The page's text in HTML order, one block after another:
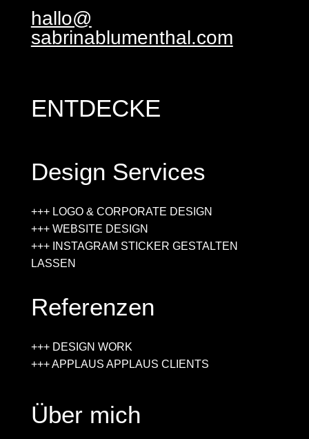
hallo@
sabrinablumenthal.com
ENTDECKE
Design Services
+++ LOGO & CORPORATE DESIGN
+++ WEBSITE DESIGN
+++ INSTAGRAM STICKER GESTALTEN
LASSEN
Referenzen
+++ DESIGN WORK
+++ APPLAUS APPLAUS CLIENTS
Über mich